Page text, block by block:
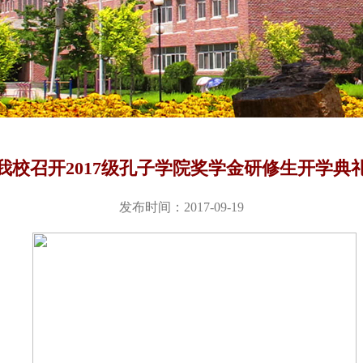
校召开2017级孔子学院奖学金研修生开学典
发布时间：2017-09-19